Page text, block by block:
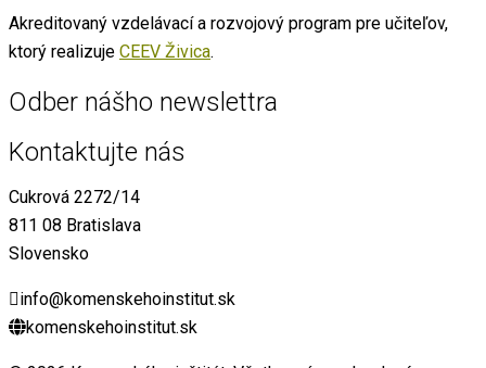
Akreditovaný vzdelávací a rozvojový program pre učiteľov,
ktorý realizuje CEEV Živica.
Odber nášho newslettra
Kontaktujte nás
Cukrová 2272/14
811 08 Bratislava
Slovensko
info@komenskehoinstitut.sk
komenskehoinstitut.sk